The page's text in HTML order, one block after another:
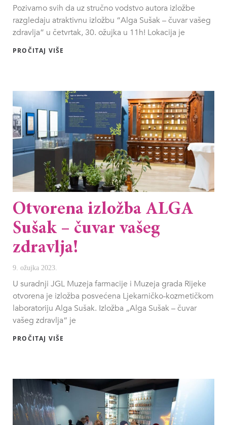
Pozivamo svih da uz stručno vodstvo autora izložbe
razgledaju atraktivnu izložbu “Alga Sušak – čuvar vašeg
zdravlja” u četvrtak, 30. ožujka u 11h! Lokacija je
PROČITAJ VIŠE
Otvorena izložba ALGA
Sušak – čuvar vašeg
zdravlja!
9. ožujka 2023.
U suradnji JGL Muzeja farmacije i Muzeja grada Rijeke
otvorena je izložba posvećena Ljekarničko-kozmetičkom
laboratoriju Alga Sušak. Izložba „Alga Sušak – čuvar
vašeg zdravlja“ je
PROČITAJ VIŠE